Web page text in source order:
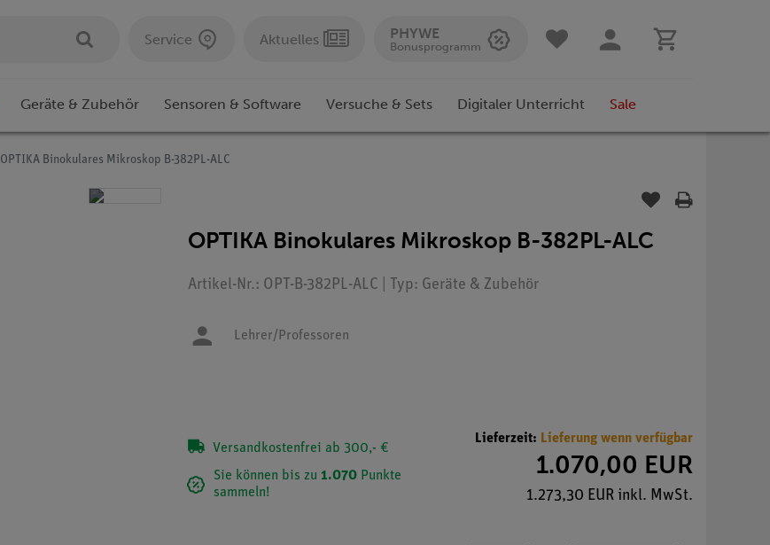
Service Aktuelles PHYWE
Bonusprogramm
Geräte & Zubehör Sensoren & Software Versuche & Sets Digitaler Unterricht Sale
OPTIKA Binokulares Mikroskop B-382PL-ALC
OPTIKA Binokulares Mikroskop B-382PL-ALC
Artikel-Nr.: OPT-B-382PL-ALC | Typ: Geräte & Zubehör
Lehrer/Professoren
Versandkostenfrei ab 300,- €
Sie können bis zu 1.070 Punkte
sammeln!
Lieferzeit: Lieferung wenn verfügbar
1.070,00 EUR
1.273,30 EUR inkl. MwSt.